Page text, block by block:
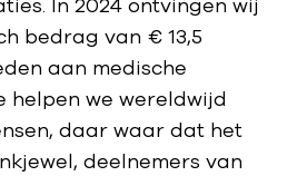
In 2024 ontvingen wij
bedrag van € 13,5
aan medische
helpen we wereldwijd
daar waar dat het
deelnemers van